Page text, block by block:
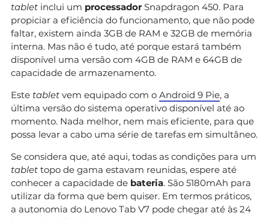
tablet inclui um processador Snapdragon 450. Para
propiciar a eficiência do funcionamento, que não pode
faltar, existem ainda 3GB de RAM e 32GB de memória
interna. Mas não é tudo, até porque estará também
disponível uma versão com 4GB de RAM e 64GB de
capacidade de armazenamento.
Este tablet vem equipado com o Android 9 Pie, a
última versão do sistema operativo disponível até ao
momento. Nada melhor, nem mais eficiente, para que
possa levar a cabo uma série de tarefas em simultâneo.
Se considera que, até aqui, todas as condições para um
tablet topo de gama estavam reunidas, espere até
conhecer a capacidade de bateria. São 5180mAh para
utilizar da forma que bem quiser. Em termos práticos,
a autonomia do Lenovo Tab V7 pode chegar até às 24